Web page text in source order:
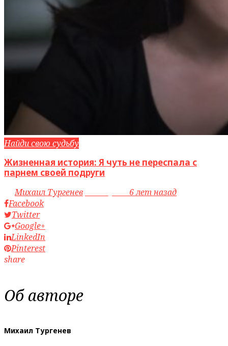
Найди свою судьбу
Жизненная история: Я чуть не переспала с
парнем своей подруги
byМихаил Тургенев
6 лет назад
Facebook
Twitter
Google+
LinkedIn
Pinterest
share
Об авторе
Михаил Тургенев